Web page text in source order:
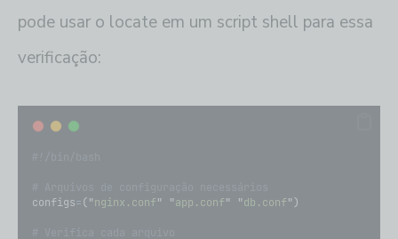
pode usar o locate em um script shell para essa
verificação:
configs=("nginx.conf" "app.conf" "db.conf")